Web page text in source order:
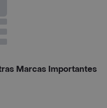
Marcas Importantes